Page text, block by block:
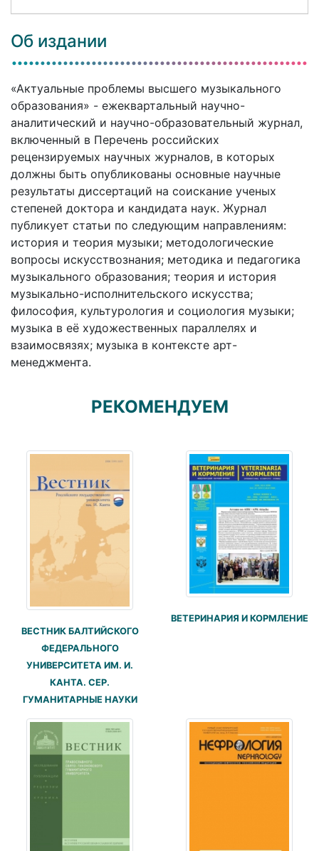
Об издании
«Актуальные проблемы высшего музыкального
образования» - ежеквартальный научно-
аналитический и научно-образовательный журнал,
включенный в Перечень российских
рецензируемых научных журналов, в которых
должны быть опубликованы основные научные
результаты диссертаций на соискание ученых
степеней доктора и кандидата наук. Журнал
публикует статьи по следующим направлениям:
история и теория музыки; методологические
вопросы искусствознания; методика и педагогика
музыкального образования; теория и история
музыкально-исполнительского искусства;
философия, культурология и социология музыки;
музыка в её художественных параллелях и
взаимосвязях; музыка в контексте арт-
менеджмента.
РЕКОМЕНДУЕМ
ВЕСТНИК БАЛТИЙСКОГО
ФЕДЕРАЛЬНОГО
УНИВЕРСИТЕТА ИМ. И.
КАНТА. СЕР.
ГУМАНИТАРНЫЕ НАУКИ
ВЕТЕРИНАРИЯ И КОРМЛЕНИЕ